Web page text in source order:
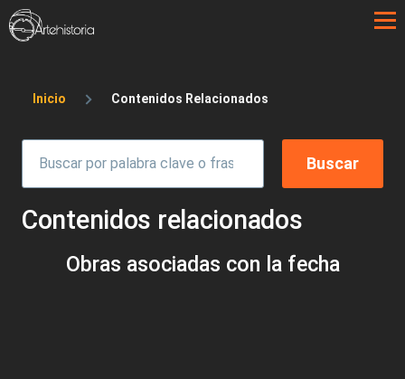
Pasar al contenido principal
Sobrescribir enlaces de ayuda a la
Inicio Contenidos Relacionados
Contenidos relacionados
Obras asociadas con la fecha